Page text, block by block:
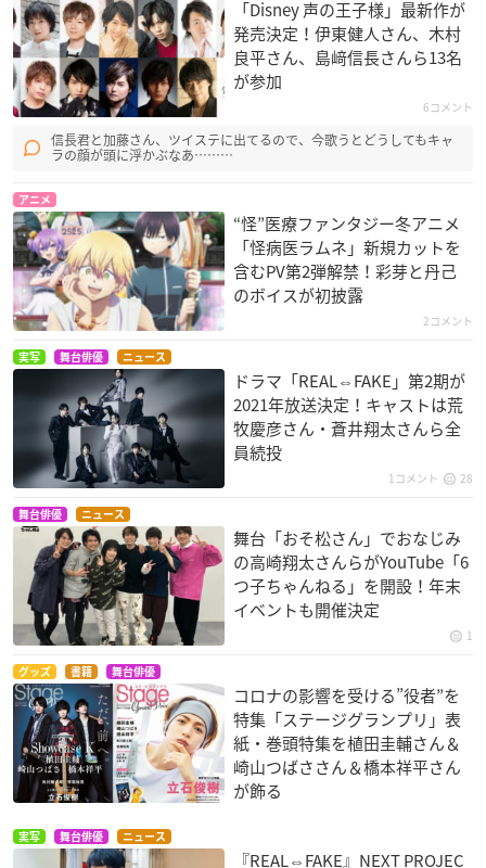
「Disney 声の王子様」最新作が
発売決定！伊東健人さん、木村
良平さん、島﨑信長さんら13名
が参加
6コメント
信長君と加藤さん、ツイステに出てるので、今歌うとどうしてもキャ
ラの顔が頭に浮かぶなあ………
アニメ
“怪”医療ファンタジー冬アニメ
「怪病医ラムネ」新規カットを
含むPV第2弾解禁！彩芽と丹己
のボイスが初披露
2コメント
実写 舞台俳優 ニュース
ドラマ「REAL⇔FAKE」第2期が
2021年放送決定！キャストは荒
牧慶彦さん・蒼井翔太さんら全
員続投
1コメント 28
舞台俳優 ニュース
舞台「おそ松さん」でおなじみ
の高崎翔太さんらがYouTube「6
つ子ちゃんねる」を開設！年末
イベントも開催決定
1
グッズ 書籍 舞台俳優
コロナの影響を受ける”役者”を
特集「ステージグランプリ」表
紙・巻頭特集を植田圭輔さん＆
崎山つばささん＆橋本祥平さん
が飾る
実写 舞台俳優 ニュース
『REAL⇔FAKE』NEXT PROJEC